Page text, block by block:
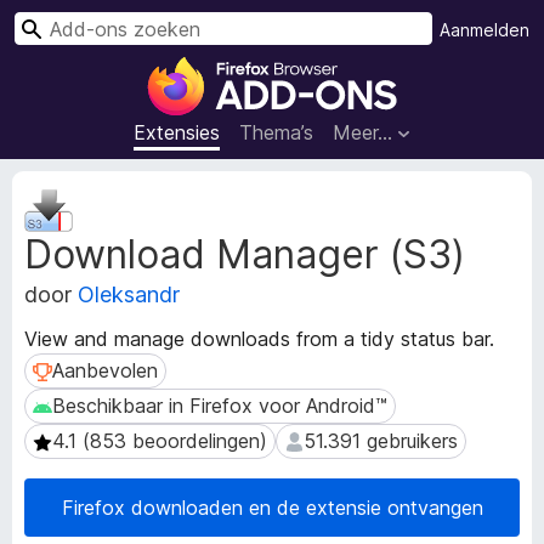
A
d
d
-
s
v
o
F
i
r
e
f
o
Extensies Thema’s Meer…
Aanmelden
Z
Download Manager (S3)
door Oleksandr
View and manage downloads from a tidy status bar.
Aanbevolen
Aanbevolen
Beschikbaar in Firefox voor Android™
Beschikbaar in Firefox voor Android™
4.1 (853 beoordelingen)
4.1 (853 beoordelingen) 51.391 gebruikers
51.391 gebruikers
Firefox downloaden en de extensie ontvangen
M
e
t
a
g
g
e
v
e
n
s